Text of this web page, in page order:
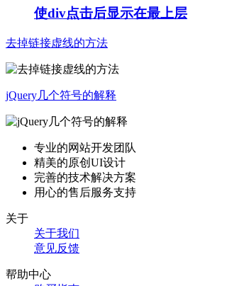
使div点击后显示在最上层
去掉链接虚线的方法
jQuery几个符号的解释
专业的网站开发团队
精美的原创UI设计
完善的技术解决方案
用心的售后服务支持
关于
关于我们
意见反馈
帮助中心